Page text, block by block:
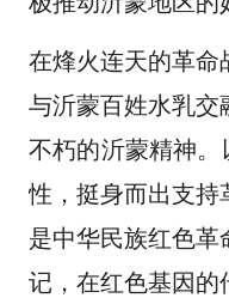
在烽火连天的革命
与沂蒙百姓水乳交
不朽的沂蒙精神。
性，挺身而出支持
是中华民族红色
记，在红色基因的